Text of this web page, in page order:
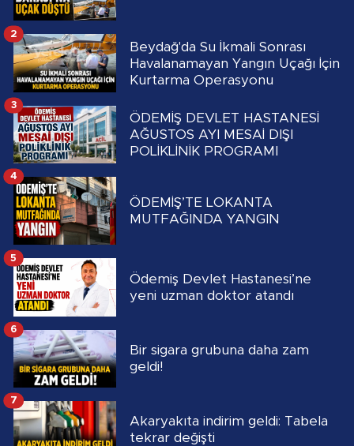
Beydağ'da Su İkmali Sonrası
Havalanamayan Yangın Uçağı İçin
Kurtarma Operasyonu
2
ÖDEMİŞ DEVLET HASTANESİ
AĞUSTOS AYI MESAİ DIŞI
POLİKLİNİK PROGRAMI
3
ÖDEMİŞ’TE LOKANTA
MUTFAĞINDA YANGIN
4
Ödemiş Devlet Hastanesi’ne
yeni uzman doktor atandı
5
Bir sigara grubuna daha zam
geldi!
6
Akaryakıta indirim geldi: Tabela
tekrar değişti
7